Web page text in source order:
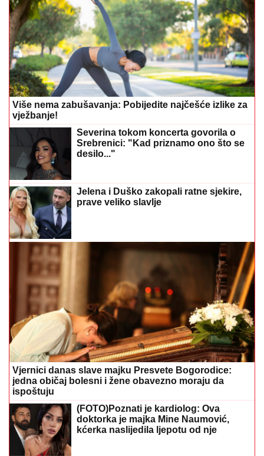
Više nema zabušavanja: Pobijedite najčešće izlike za
vježbanje!
Severina tokom koncerta govorila o
Srebrenici: "Kad priznamo ono što se
desilo..."
Jelena i Duško zakopali ratne sjekire,
prave veliko slavlje
Vjernici danas slave majku Presvete Bogorodice:
jedna običaj bolesni i žene obavezno moraju da
ispoštuju
(FOTO)Poznati je kardiolog: Ova
doktorka je majka Mine Naumović,
kćerka naslijedila ljepotu od nje